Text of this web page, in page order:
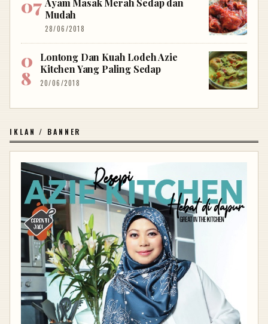
Ayam Masak Merah Sedap dan
Mudah
28/06/2018
Lontong Dan Kuah Lodeh Azie
Kitchen Yang Paling Sedap
20/06/2018
IKLAN / BANNER